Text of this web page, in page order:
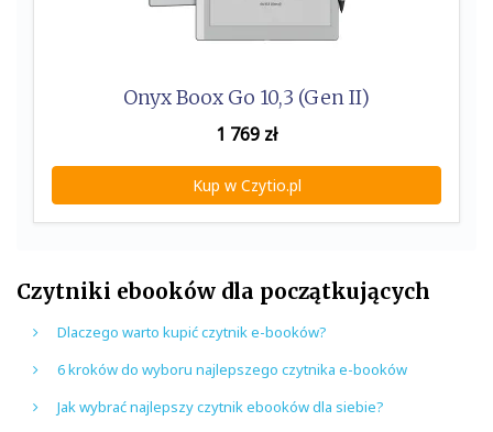
Onyx Boox Go 10,3 (Gen II)
1 769 zł
Kup w Czytio.pl
Czytniki ebooków dla początkujących
Dlaczego warto kupić czytnik e-booków?
6 kroków do wyboru najlepszego czytnika e-booków
Jak wybrać najlepszy czytnik ebooków dla siebie?